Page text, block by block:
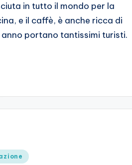
in tutto il mondo per la
e il caffè, è anche ricca di
portano tantissimi turisti.